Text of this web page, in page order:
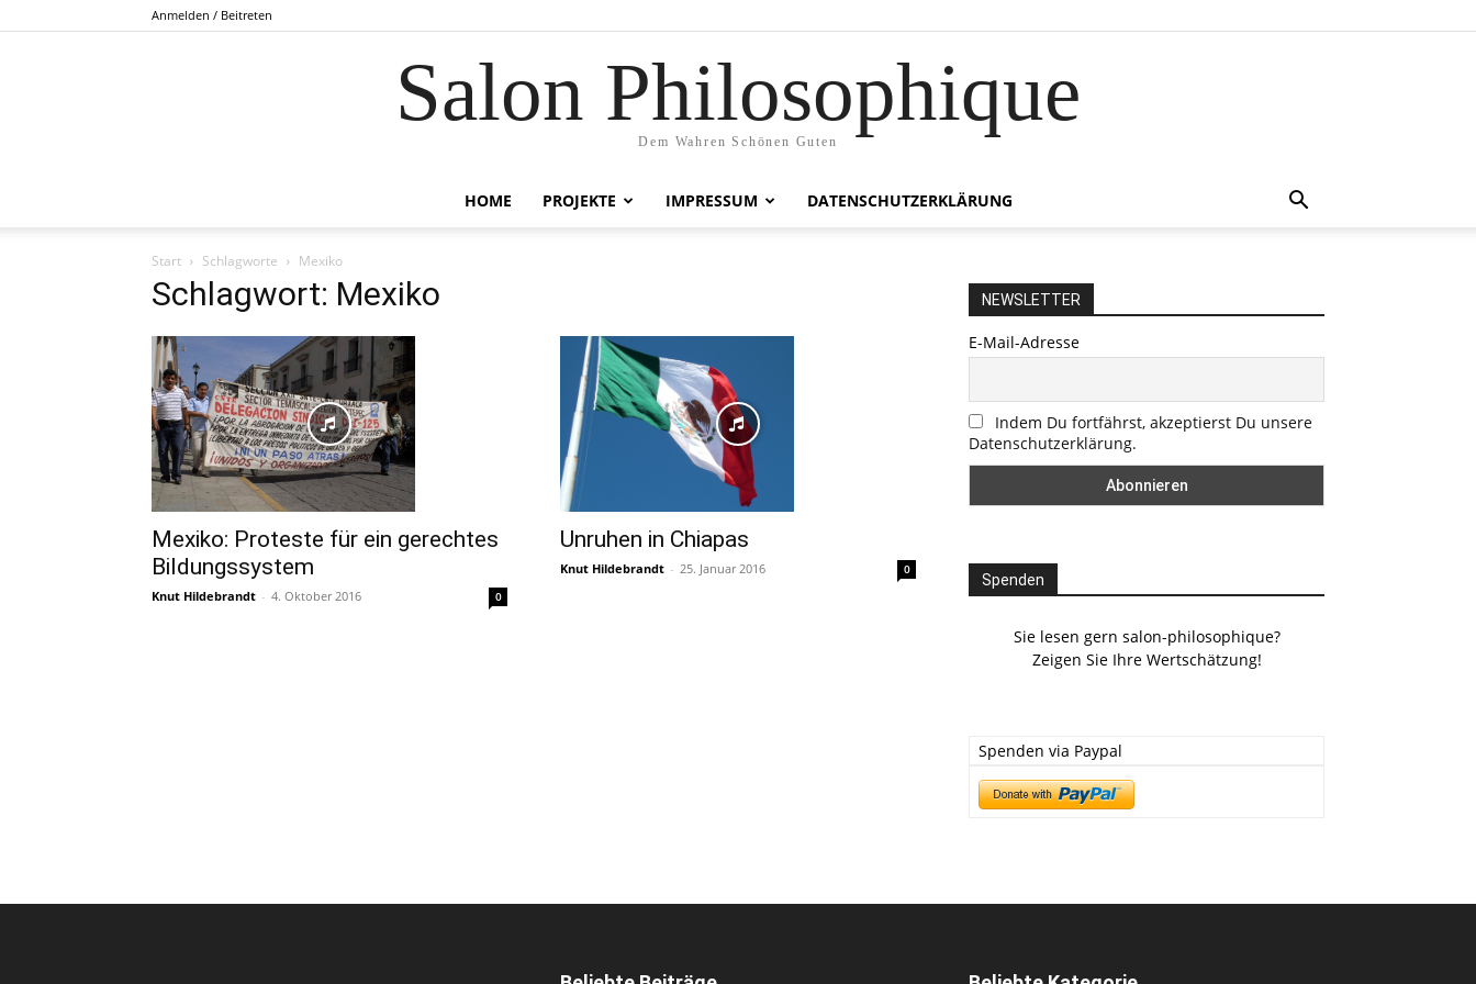
Anmelden / Beitreten
Salon Philosophique
Dem Wahren Schönen Guten
HOME PROJEKTE IMPRESSUM DATENSCHUTZERKLÄRUNG
Start Schlagworte Mexiko
Schlagwort: Mexiko
Mexiko: Proteste für ein gerechtes
Bildungssystem
Knut Hildebrandt - 4. Oktober 2016 0
Unruhen in Chiapas
Knut Hildebrandt - 25. Januar 2016 0
NEWSLETTER
E-Mail-Adresse
Indem Du fortfährst, akzeptierst Du unsere
Datenschutzerklärung.
Spenden
Sie lesen gern salon-philosophique?
Zeigen Sie Ihre Wertschätzung!
Spenden via Paypal